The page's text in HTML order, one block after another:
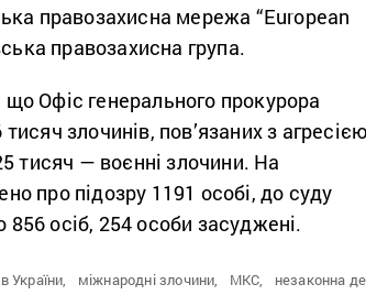
правозахисна мережа “European
правозахисна група.
що Офіс генерального прокурора
злочинів, пов’язаних з
тисяч — воєнні злочини. На
про підозру 1191 особі, до суду
осіб, 254 особи засуджені.
України, міжнародні злочини, МКС,
незаконна